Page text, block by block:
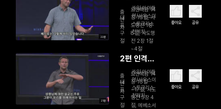
22분
약속(1)
출
연
자
카일 아이들
먼/사우스이
스트크리스
천처치
대
표
구
절
요한복음 14
장 16절, 사
도행전 1장
8절, 사도행
전 2장 1절
~4절
좋아요 공유
21분
2편 인격적
인 성령님
(2)
출
연
자
카일 아이들
먼/사우스이
스트크리스
천처치
대
표
구
절
요한복음 14
장 16절
~17절, 사도
행전 5장 4
절, 에베소서
좋아요 공유